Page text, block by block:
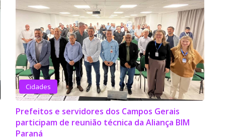
Cidades
Prefeitos e servidores dos Campos Gerais
participam de reunião técnica da Aliança BIM
Paraná